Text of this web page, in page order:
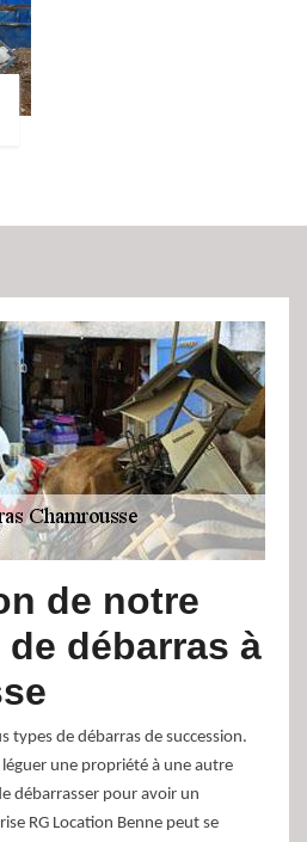
de notre
débarras à
types de débarras de succession.
léguer une propriété à une autre
débarrasser pour avoir un
RG Location Benne peut se